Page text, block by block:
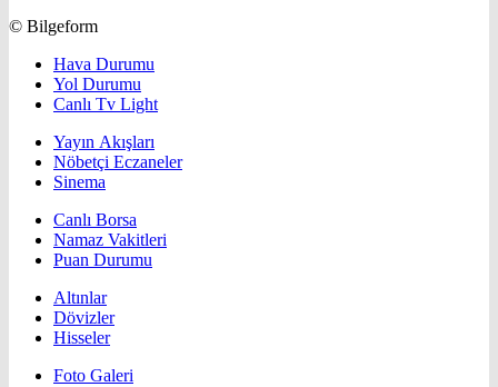
© Bilgeform
Hava Durumu
Yol Durumu
Canlı Tv Light
Yayın Akışları
Nöbetçi Eczaneler
Sinema
Canlı Borsa
Namaz Vakitleri
Puan Durumu
Altınlar
Dövizler
Hisseler
Foto Galeri